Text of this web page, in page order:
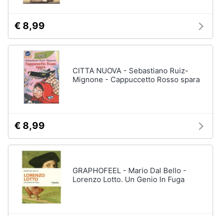
€ 8,99
CITTA NUOVA - Sebastiano Ruiz-
Mignone - Cappuccetto Rosso spara
€ 8,99
GRAPHOFEEL - Mario Dal Bello -
Lorenzo Lotto. Un Genio In Fuga